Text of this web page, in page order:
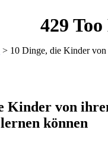
> 10 Dinge, die Kinder von
Kinder von
können